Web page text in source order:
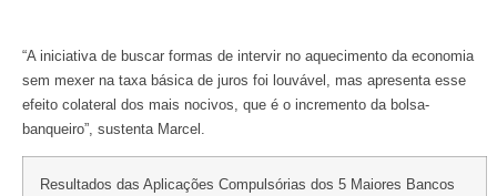
“A iniciativa de buscar formas de intervir no aquecimento da economia
sem mexer na taxa básica de juros foi louvável, mas apresenta esse
efeito colateral dos mais nocivos, que é o incremento da bolsa-
banqueiro”, sustenta Marcel.
Resultados das Aplicações Compulsórias dos 5 Maiores Bancos